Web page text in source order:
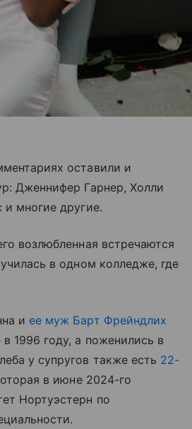
оставили и
Дженнифер Гарнер, Холли
многие другие.
возлюбленная встречаются
в одном колледже, где
и ее муж Барт Фрейндлих
1996 году, а поженились в
у супругов также есть 22-
в июне 2024-го
Нортуэстерн по